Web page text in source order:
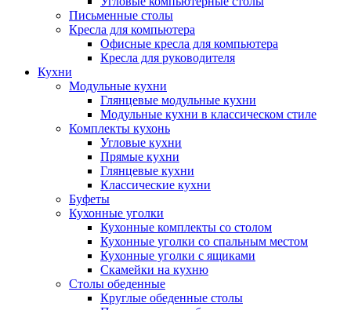
Письменные столы
Кресла для компьютера
Офисные кресла для компьютера
Кресла для руководителя
Кухни
Модульные кухни
Глянцевые модульные кухни
Модульные кухни в классическом стиле
Комплекты кухонь
Угловые кухни
Прямые кухни
Глянцевые кухни
Классические кухни
Буфеты
Кухонные уголки
Кухонные комплекты со столом
Кухонные уголки со спальным местом
Кухонные уголки с ящиками
Скамейки на кухню
Столы обеденные
Круглые обеденные столы